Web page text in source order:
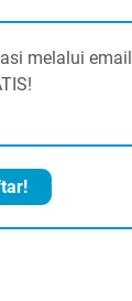
melalui email